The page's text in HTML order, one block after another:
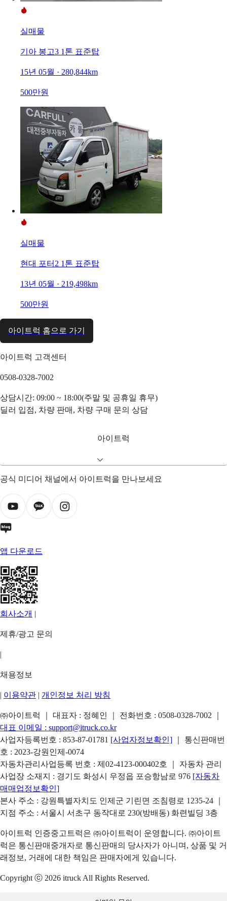
실매물
기아 봉고3 1톤 표준탑
15년 05월 · 280,844km
500만원
실매물
현대 포터2 1톤 표준탑
13년 05월 · 219,498km
500만원
아이트럭 홈으로 가기
아이트럭 고객센터
0508-0328-7002
상담시간: 09:00 ~ 18:00(주말 및 공휴일 휴무)
딜러 입점, 차량 판매, 차량 구매 문의 상담
아이트럭
공식 미디어 채널에서 아이트럭을 만나보세요
앱 다운로드
회사소개 |
제휴/광고 문의
|
채용정보
| 이용약관 | 개인정보 처리 방침
㈜아이트럭 ｜ 대표자 : 정혜인 ｜ 전화번호 : 0508-0328-7002
대표 이메일 : support@itruck.co.kr
사업자등록번호 : 853-87-01781 [사업자정보확인]
｜ 통신판매번
호 : 2023-강원인제-0074
자동차관리사업등록 번호 : 제02-4123-000402호 ｜ 자동차 관리
사업장 소재지 : 경기도 화성시 우정읍 포승항남로 976 [자동차
매매업정보확인]
본사 주소 : 강원특별자치도 인제군 기린면 조침령로 1235-24 ｜
지점 주소 : 서울시 서초구 동작대로 230(방배동) 화련빌딩 3층
아이트럭 인증중고트럭은 ㈜아이트럭이 운영합니다. ㈜아이트
럭은 통신판매중개자로 통신판매의 당사자가 아니며, 상품 및 거
래정보, 거래에 대한 책임은 판매자에게 있습니다.
Copyright ⓒ 2026 itruck All Rights Reserved.